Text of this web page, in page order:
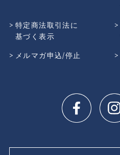
特定商法取引法に
基づく表示
メルマガ申込/停止